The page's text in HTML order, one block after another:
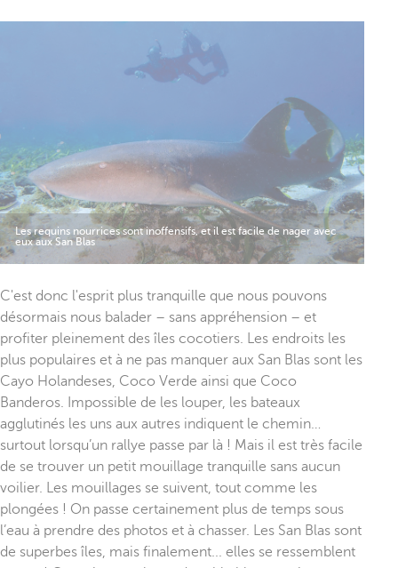
Les requins nourrices sont inoffensifs, et il est facile de nager avec
eux aux San Blas
C'est donc l'esprit plus tranquille que nous pouvons
désormais nous balader – sans appréhension – et
profiter pleinement des îles cocotiers. Les endroits les
plus populaires et à ne pas manquer aux San Blas sont les
Cayo Holandeses, Coco Verde ainsi que Coco
Banderos. Impossible de les louper, les bateaux
agglutinés les uns aux autres indiquent le chemin…
surtout lorsqu’un rallye passe par là ! Mais il est très facile
de se trouver un petit mouillage tranquille sans aucun
voilier. Les mouillages se suivent, tout comme les
plongées ! On passe certainement plus de temps sous
l’eau à prendre des photos et à chasser. Les San Blas sont
de superbes îles, mais finalement... elles se ressemblent